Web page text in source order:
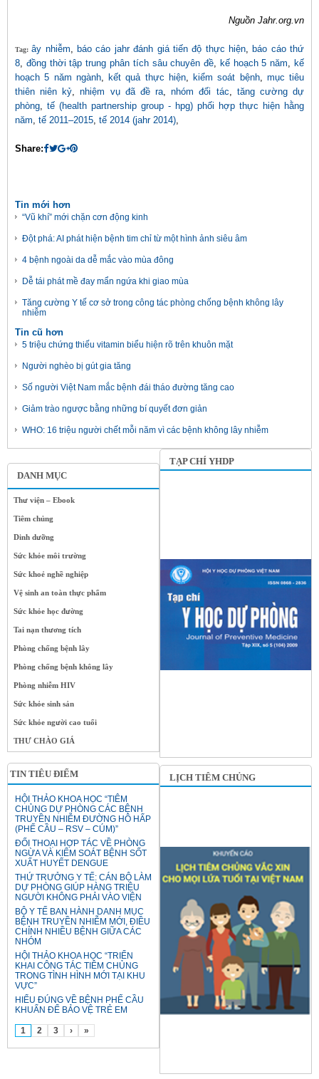
DANH MỤC
Thư viện – Ebook
Tiêm chủng
Dinh dưỡng
Sức khỏe môi trường
Sức khoẻ nghề nghiệp
Vệ sinh an toàn thực phẩm
Sức khỏe học đường
Tai nạn thương tích
Phòng chống bệnh lây
Phòng chống bệnh không lây
Phòng nhiễm HIV
Sức khỏe sinh sản
Sức khỏe người cao tuổi
THƯ CHÀO GIÁ
TIN TIÊU ĐIỂM
HỘI THẢO KHOA HỌC “TIÊM
CHỦNG DỰ PHÒNG CÁC BỆNH
TRUYỀN NHIỄM ĐƯỜNG HÔ HẤP
(PHẾ CẦU – RSV – CÚM)”
ĐỐI THOẠI HỢP TÁC VỀ PHÒNG
NGỪA VÀ KIỂM SOÁT BỆNH SỐT
XUẤT HUYẾT DENGUE
THỨ TRƯỞNG Y TẾ: CÁN BỘ LÀM
DỰ PHÒNG GIÚP HÀNG TRIỆU
NGƯỜI KHÔNG PHẢI VÀO VIỆN
BỘ Y TẾ BAN HÀNH DANH MỤC
BỆNH TRUYỀN NHIỄM MỚI, ĐIỀU
CHỈNH NHIỀU BỆNH GIỮA CÁC
NHÓM
HỘI THẢO KHOA HỌC “TRIỂN
KHAI CÔNG TÁC TIÊM CHỦNG
TRONG TÌNH HÌNH MỚI TẠI KHU
VỰC”
HIỂU ĐÚNG VỀ BỆNH PHẾ CẦU
KHUẨN ĐỂ BẢO VỆ TRẺ EM
1 2 3 › »
Nguồn Jahr.org.vn
Tag:ây nhiễm, báo cáo jahr đánh giá tiến độ thực hiện, báo cáo thứ
8, đồng thời tập trung phân tích sâu chuyên đề, kế hoạch 5 năm, kế
hoạch 5 năm ngành, kết quả thực hiện, kiểm soát bệnh, mục tiêu
thiên niên kỷ,nhiệm vụ đã đề ra,nhóm đối tác, tăng cường dự
phòng, tế (health partnership group - hpg) phối hợp thực hiện hằng
năm, tế 2011–2015, tế 2014 (jahr 2014),
Share:
Tin mới hơn
“Vũ khí” mới chặn cơn động kinh
Đột phá: AI phát hiện bệnh tim chỉ từ một hình ảnh siêu âm
4 bệnh ngoài da dễ mắc vào mùa đông
Dễ tái phát mề đay mẩn ngứa khi giao mùa
Tăng cường Y tế cơ sở trong công tác phòng chống bệnh không lây
nhiễm
Tin cũ hơn
5 triệu chứng thiếu vitamin biểu hiện rõ trên khuôn mặt
Người nghèo bị gút gia tăng
Số người Việt Nam mắc bệnh đái tháo đường tăng cao
Giảm trào ngược bằng những bí quyết đơn giản
WHO: 16 triệu người chết mỗi năm vì các bệnh không lây nhiễm
TẠP CHÍ YHDP
LỊCH TIÊM CHỦNG